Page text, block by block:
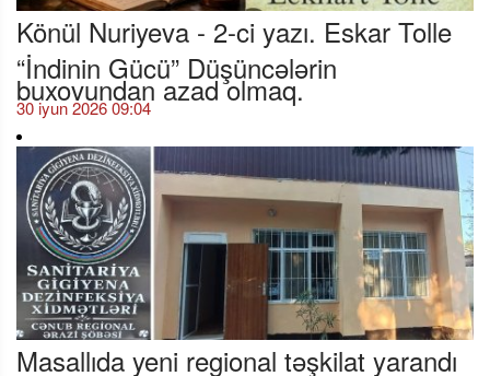
Könül Nuriyeva - 2-ci yazı. Eskar Tolle
“İndinin Gücü” Düşüncələrin
buxovundan azad olmaq.
30 iyun 2026 09:04
Masallıda yeni regional təşkilat yarandı